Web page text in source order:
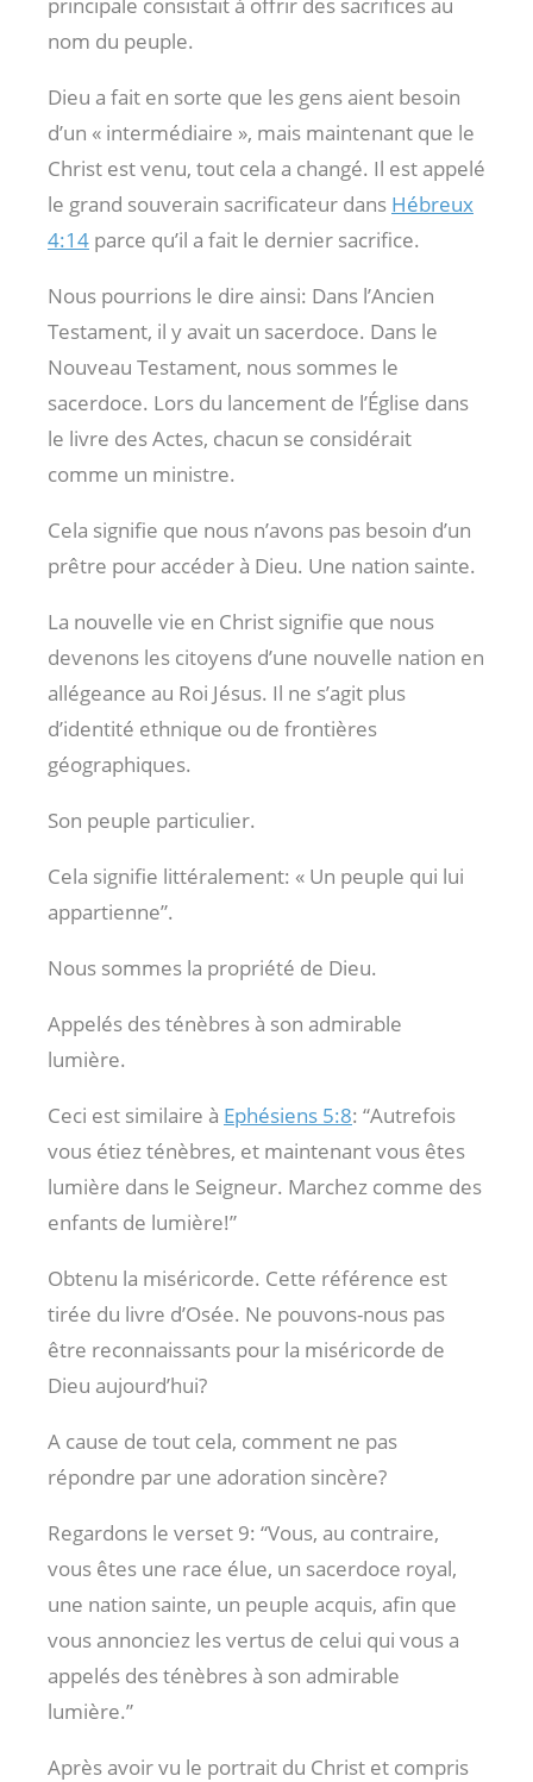
nom du peuple.
Dieu a fait en sorte que les gens aient besoin
d’un « intermédiaire », mais maintenant que le
Christ est venu, tout cela a changé. Il est appelé
le grand souverain sacrificateur dans Hébreux
4:14 parce qu’il a fait le dernier sacrifice.
Nous pourrions le dire ainsi: Dans l’Ancien
Testament, il y avait un sacerdoce. Dans le
Nouveau Testament, nous sommes le
sacerdoce. Lors du lancement de l’Église dans
le livre des Actes, chacun se considérait
comme un ministre.
Cela signifie que nous n’avons pas besoin d’un
prêtre pour accéder à Dieu. Une nation sainte.
La nouvelle vie en Christ signifie que nous
devenons les citoyens d’une nouvelle nation en
allégeance au Roi Jésus. Il ne s’agit plus
d’identité ethnique ou de frontières
géographiques.
Son peuple particulier.
Cela signifie littéralement: « Un peuple qui lui
appartienne”.
Nous sommes la propriété de Dieu.
Appelés des ténèbres à son admirable
lumière.
Ceci est similaire à Ephésiens 5:8: “Autrefois
vous étiez ténèbres, et maintenant vous êtes
lumière dans le Seigneur. Marchez comme des
enfants de lumière!”
Obtenu la miséricorde. Cette référence est
tirée du livre d’Osée. Ne pouvons-nous pas
être reconnaissants pour la miséricorde de
Dieu aujourd’hui?
A cause de tout cela, comment ne pas
répondre par une adoration sincère?
Regardons le verset 9: “Vous, au contraire,
vous êtes une race élue, un sacerdoce royal,
une nation sainte, un peuple acquis, afin que
vous annonciez les vertus de celui qui vous a
appelés des ténèbres à son admirable
lumière.”
Après avoir vu le portrait du Christ et compris